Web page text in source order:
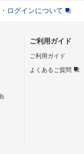
ログインについて
ご利用ガイド
ご利用ガイド
よくあるご質問